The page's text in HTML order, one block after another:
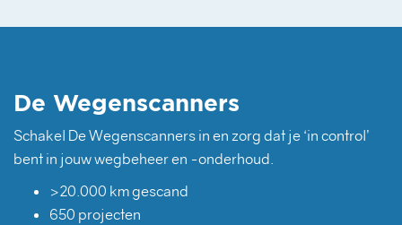
De Wegenscanners
Schakel De Wegenscanners in en zorg dat je ‘in control’
bent in jouw wegbeheer en -onderhoud.
>20.000 km gescand
650 projecten